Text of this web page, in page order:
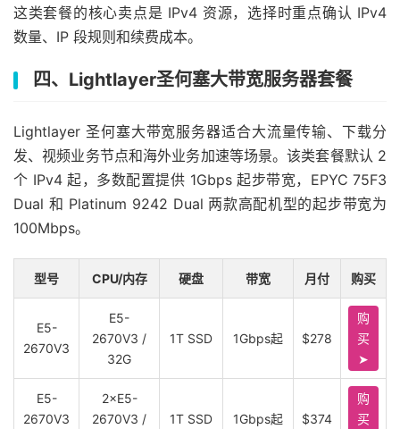
这类套餐的核心卖点是 IPv4 资源，选择时重点确认 IPv4
数量、IP 段规则和续费成本。
四、Lightlayer圣何塞大带宽服务器套餐
Lightlayer 圣何塞大带宽服务器适合大流量传输、下载分
发、视频业务节点和海外业务加速等场景。该类套餐默认 2
个 IPv4 起，多数配置提供 1Gbps 起步带宽，EPYC 75F3
Dual 和 Platinum 9242 Dual 两款高配机型的起步带宽为
100Mbps。
型号 CPU/内存 硬盘 带宽 月付 购买
E5-
2670V3
E5-
2670V3 /
32G
1T SSD 1Gbps起 $278
购
买
➤
E5-
2670V3
2×E5-
2670V3 /
1T SSD 1Gbps起 $374
购
买